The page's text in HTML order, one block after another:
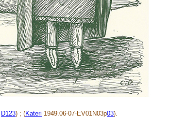
D123) ; (Kateri 1949.06-07-EV01N03p03).